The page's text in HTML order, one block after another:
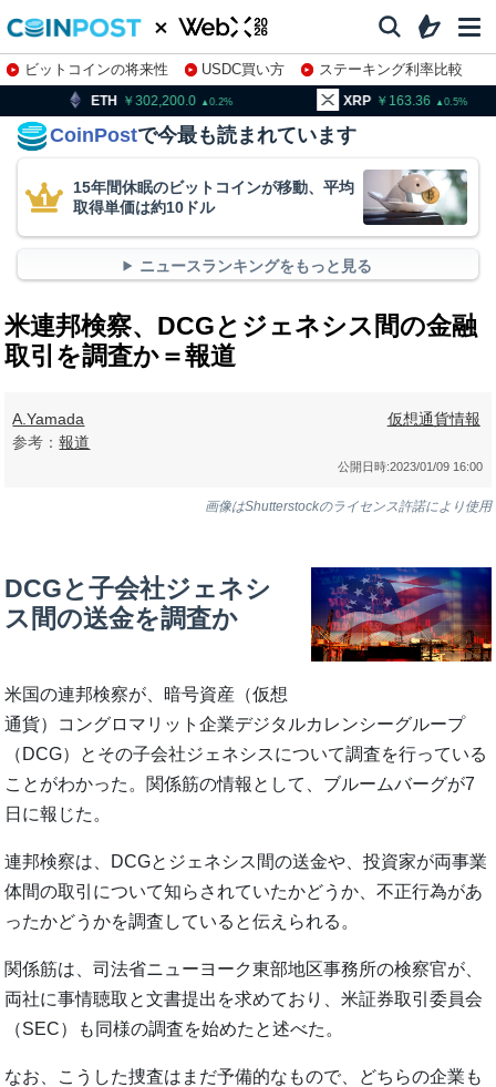
ビットコインの将来性 USDC買い方
ステーキング利率比較
株特集・関連銘柄
0.2 XRP 0.5 BNB
CoinPostで今最も読まれています
15年間休眠のビットコインが移動、平均
取得単価は約10ドル
ニュースランキングをもっと見る
米連邦検察、DCGとジェネシス間の金融
取引を調査か＝報道
A.Yamada
参考：報道
仮想通貨情報
公開日時:2023/01/09 16:00
画像はShutterstockのライセンス許諾により使用
DCGと子会社ジェネシ
ス間の送金を調査か
米国の連邦検察が、暗号資産（仮想
通貨）コングロマリット企業デジタルカレンシーグループ
（DCG）とその子会社ジェネシスについて調査を行っている
ことがわかった。関係筋の情報として、ブルームバーグが7
日に報じた。
連邦検察は、DCGとジェネシス間の送金や、投資家が両事業
体間の取引について知らされていたかどうか、不正行為があ
ったかどうかを調査していると伝えられる。
関係筋は、司法省ニューヨーク東部地区事務所の検察官が、
両社に事情聴取と文書提出を求めており、米証券取引委員会
（SEC）も同様の調査を始めたと述べた。
なお、こうした捜査はまだ予備的なもので、どちらの企業も